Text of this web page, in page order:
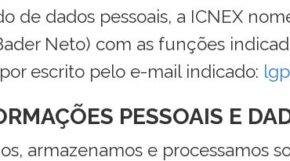
de dados pessoais, a ICNEX
Neto) com as funções
escrito pelo e-mail indicado:
PESSOAIS E
armazenamos e processamos